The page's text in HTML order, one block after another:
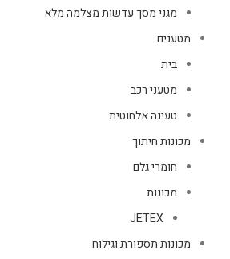
מגני מסך עדשות מצלמה מלא
מטענים
בית
מטעני רכב
טעינה אלחוטית
מכונות חיתוך
חומרי גלם
מכונות
JETEX
מכונות תספורת וגילוח